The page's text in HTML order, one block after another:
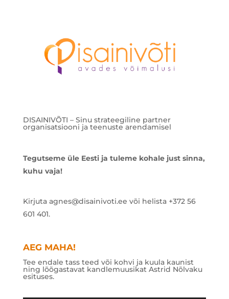
DISAINIVÕTI – Sinu strateegiline partner
organisatsiooni ja teenuste arendamisel
Tegutseme üle Eesti ja tuleme kohale just sinna,
kuhu vaja!
Kirjuta agnes@disainivoti.ee või helista +372 56
601 401.
AEG MAHA!
Tee endale tass teed või kohvi ja kuula kaunist
ning lõõgastavat kandlemuusikat Astrid Nõlvaku
esituses.